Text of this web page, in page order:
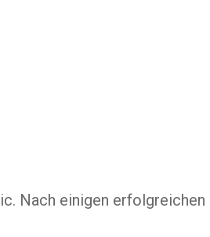
Nach einigen erfolgreichen